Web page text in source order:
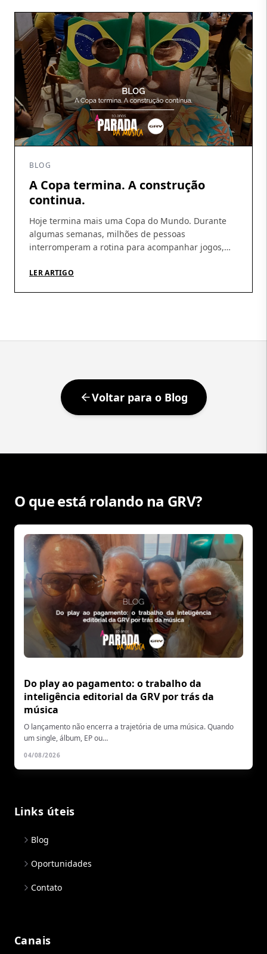
fortalecimento […]
BLOG
A Copa termina. A construção
continua.
Hoje termina mais uma Copa do Mundo. Durante
algumas semanas, milhões de pessoas
interromperam a rotina para acompanhar jogos,
acreditar. A Copa tem essa capacidade rara de
LER ARTIGO
Voltar para o Blog
O que está rolando na GRV?
Do play ao pagamento: o trabalho da
inteligência editorial da GRV por trás da
música
O lançamento não encerra a trajetória de uma música. Quando
um single, álbum, EP ou…
04/08/2026
Links úteis
Blog
Oportunidades
Contato
Canais